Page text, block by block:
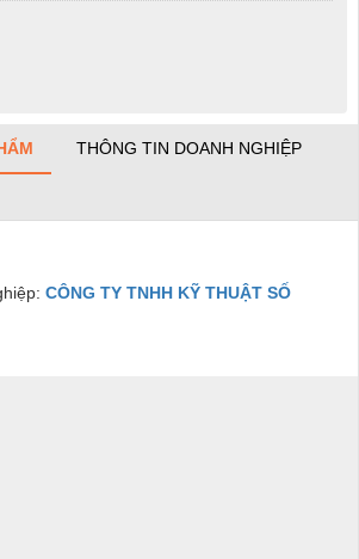
THÔNG TIN DOANH NGHIỆP
CÔNG TY TNHH KỸ THUẬT SỐ